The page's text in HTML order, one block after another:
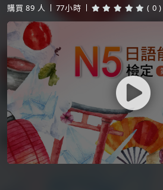
窩課推薦給您
購買 89 人 77小時 ( 0 )